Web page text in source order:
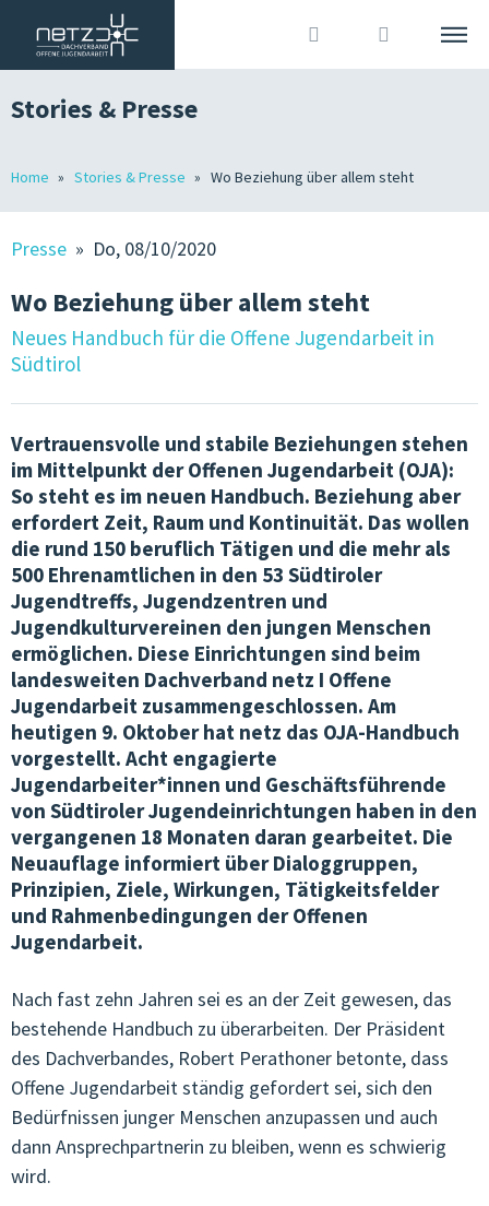
? Anmelden
DEUTSCH ITALIANO
WIR SIND
MITGLIEDER
OJA IN SÜDTIROL
JOBS IN DER OJA
TERMINE & KURSE
VEREINSWESEN & KOMMUNIKATION
ÖFFENTLICHKEITSARBEIT
JOBS IN DER OJA
TERMINE & KURSE
VERNETZUNG & BEGLEITUNG
QUALITÄT & ENTWICKLUNG
JUNGE KULTUR & MUSIK
JUNGES EUROPA & MEHRSPRACHIGKEIT
GENDER & SEXUALPÄDAGOGIK
JUGENDCOACHINGGIOVANI
ARTIKEL & STORIES
ESF/FSE
KONTAKT
Stories & Presse
Home Stories & Presse Wo Beziehung über allem steht
Presse » Do, 08/10/2020
Wo Beziehung über allem steht
Neues Handbuch für die Offene Jugendarbeit in
Südtirol
Vertrauensvolle und stabile Beziehungen stehen
im Mittelpunkt der Offenen Jugendarbeit (OJA):
So steht es im neuen Handbuch. Beziehung aber
erfordert Zeit, Raum und Kontinuität. Das wollen
die rund 150 beruflich Tätigen und die mehr als
500 Ehrenamtlichen in den 53 Südtiroler
Jugendtreffs, Jugendzentren und
Jugendkulturvereinen den jungen Menschen
ermöglichen. Diese Einrichtungen sind beim
landesweiten Dachverband netz I Offene
Jugendarbeit zusammengeschlossen. Am
heutigen 9. Oktober hat netz das OJA-Handbuch
vorgestellt. Acht engagierte
Jugendarbeiter*innen und Geschäftsführende
von Südtiroler Jugendeinrichtungen haben in den
vergangenen 18 Monaten daran gearbeitet. Die
Neuauflage informiert über Dialoggruppen,
Prinzipien, Ziele, Wirkungen, Tätigkeitsfelder
und Rahmenbedingungen der Offenen
Jugendarbeit.
Nach fast zehn Jahren sei es an der Zeit gewesen, das
bestehende Handbuch zu überarbeiten. Der Präsident
des Dachverbandes, Robert Perathoner betonte, dass
Offene Jugendarbeit ständig gefordert sei, sich den
Bedürfnissen junger Menschen anzupassen und auch
dann Ansprechpartnerin zu bleiben, wenn es schwierig
wird.